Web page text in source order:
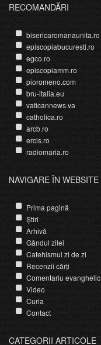
RECOMANDĂRI
bisericaromanaunita.ro
episcopiabucuresti.ro
egco.ro
episcopiamm.ro
pioromeno.com
bru-italia.eu
vaticannews.va
catholica.ro
arcb.ro
ercis.ro
radiomaria.ro
NAVIGARE ÎN WEBSITE
Prima pagină
Știri
Arhivă
Gândul zilei
Catehismul zi de zi
Recenzii cărți
Comentariu evanghelic
Video
Curia
Contact
CATEGORII ARTICOLE